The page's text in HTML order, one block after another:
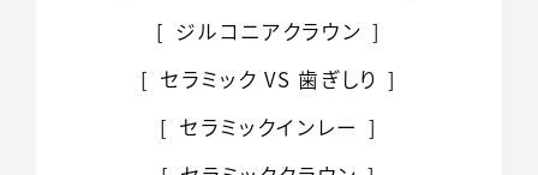
ジルコニアクラウン
セラミック VS 歯ぎしり
セラミックインレー